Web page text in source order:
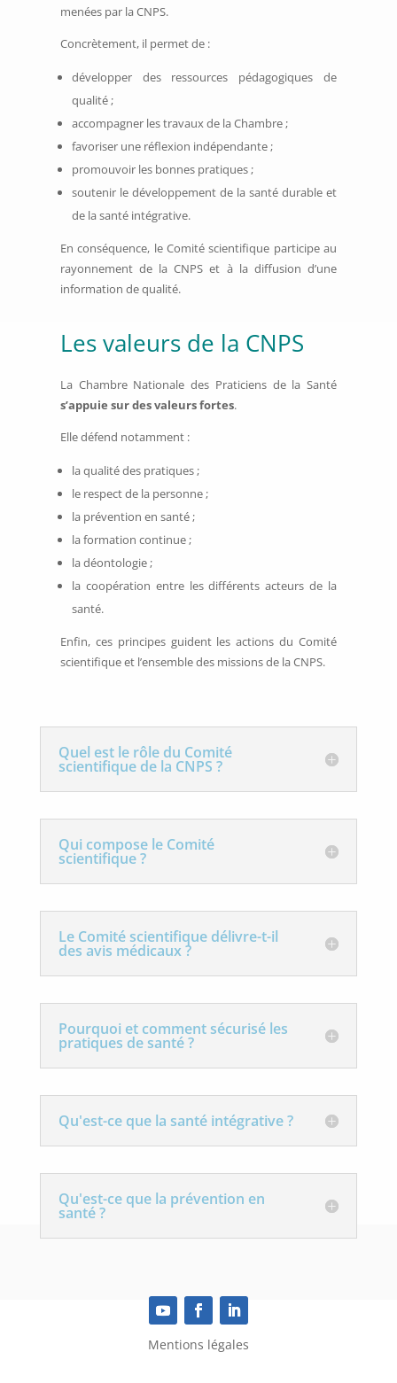
menées par la CNPS.
Concrètement, il permet de :
développer des ressources pédagogiques de
qualité ;
accompagner les travaux de la Chambre ;
favoriser une réflexion indépendante ;
promouvoir les bonnes pratiques ;
soutenir le développement de la santé durable et
de la santé intégrative.
En conséquence, le Comité scientifique participe au
rayonnement de la CNPS et à la diffusion d’une
information de qualité.
Les valeurs de la CNPS
La Chambre Nationale des Praticiens de la Santé
s’appuie sur des valeurs fortes.
Elle défend notamment :
la qualité des pratiques ;
le respect de la personne ;
la prévention en santé ;
la formation continue ;
la déontologie ;
la coopération entre les différents acteurs de la
santé.
Enfin, ces principes guident les actions du Comité
scientifique et l’ensemble des missions de la CNPS.
Quel est le rôle du Comité
scientifique de la CNPS ?
Qui compose le Comité
scientifique ?
Le Comité scientifique délivre-t-il
des avis médicaux ?
Pourquoi et comment sécurisé les
pratiques de santé ?
Qu'est-ce que la santé intégrative ?
Qu'est-ce que la prévention en
santé ?
Mentions légales